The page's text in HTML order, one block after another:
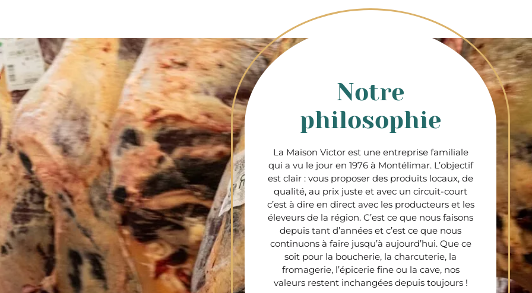
Notre
philosophie
La Maison Victor est une entreprise familiale
qui a vu le jour en 1976 à Montélimar. L’objectif
est clair : vous proposer des produits locaux, de
qualité, au prix juste et avec un circuit-court
c’est à dire en direct avec les producteurs et les
éleveurs de la région. C’est ce que nous faisons
depuis tant d’années et c’est ce que nous
continuons à faire jusqu’à aujourd’hui. Que ce
soit pour la boucherie, la charcuterie, la
fromagerie, l’épicerie fine ou la cave, nos
valeurs restent inchangées depuis toujours !